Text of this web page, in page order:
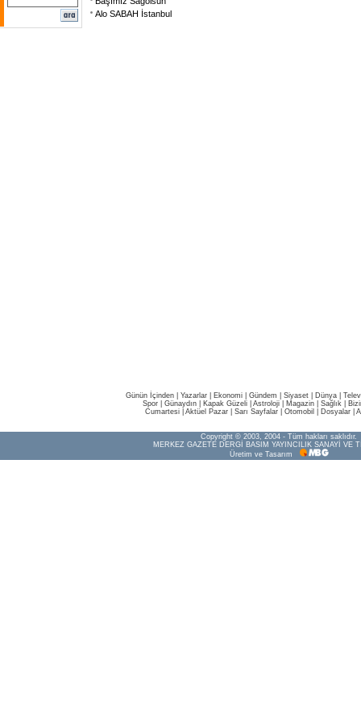
Alo SABAH İstanbul
Günün İçinden Yazarlar Ekonomi Gündem Siyaset Dünya |
Spor
Günaydın Kapak Güzeli Astroloji Magazin Sağlık
Cumartesi| Aktüel Pazar| Sarı Sayfalar| Otomobil Dosyalar|
Copyright © 2003, 2004 - Tüm hakları saklıdır.
MERKEZ GAZETE DERGİ BASIM YAYINCILIK SANAYİ VE
Üretim ve Tasarım